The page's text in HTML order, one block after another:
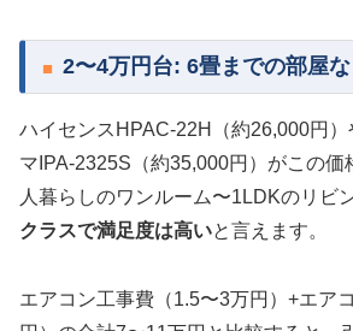
2〜4万円台: 6畳までの部屋
ハイセンスHPAC-22H（約26,000円
マIPA-2325S（約35,000円）がこの価
人暮らしのワンルーム〜1LDKのリビ
クラスで満足度は高いと言えます。
エアコン工事費（1.5〜3万円）+エア